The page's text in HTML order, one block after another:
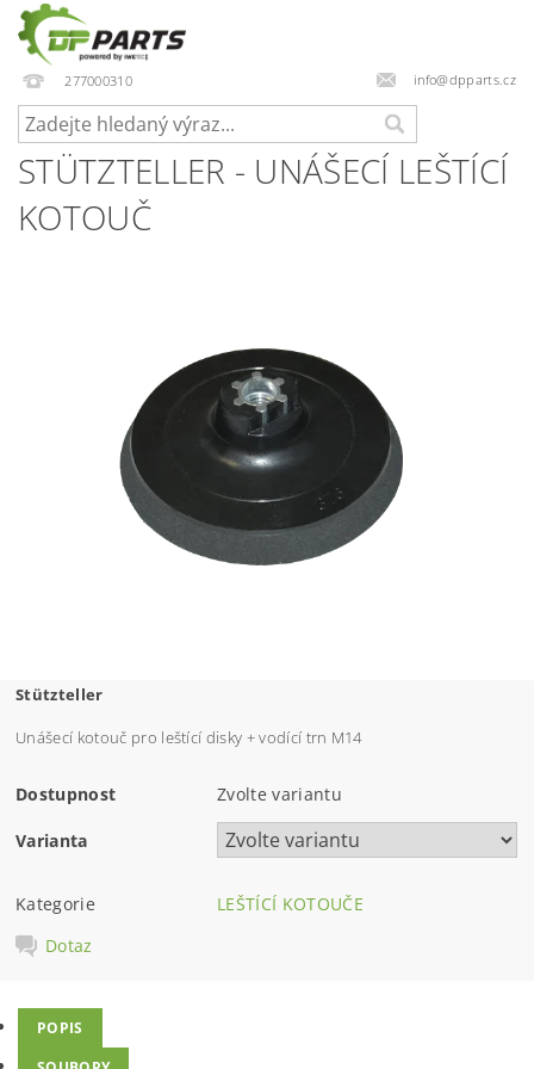
277000310 info@dpparts.cz
STÜTZTELLER - UNÁŠECÍ LEŠTÍCÍ
KOTOUČ
Stützteller
Unášecí kotouč pro leštící disky + vodící trn M14
Dostupnost Zvolte variantu
Varianta
Kategorie
LEŠTÍCÍ KOTOUČE
Dotaz
POPIS